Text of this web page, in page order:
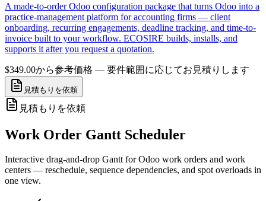
A made-to-order Odoo configuration package that turns Odoo into a
practice-management platform for accounting firms — client
onboarding, recurring engagements, deadline tracking, and time-to-
invoice built to your workflow. ECOSIRE builds, installs, and
supports it after you request a quotation.
$349.00から参考価格 — 要件範囲に応じてお見積りします
見積もりを依頼
見積もりを依頼
Work Order Gantt Scheduler
Interactive drag-and-drop Gantt for Odoo work orders and work
centers — reschedule, sequence dependencies, and spot overloads in
one view.